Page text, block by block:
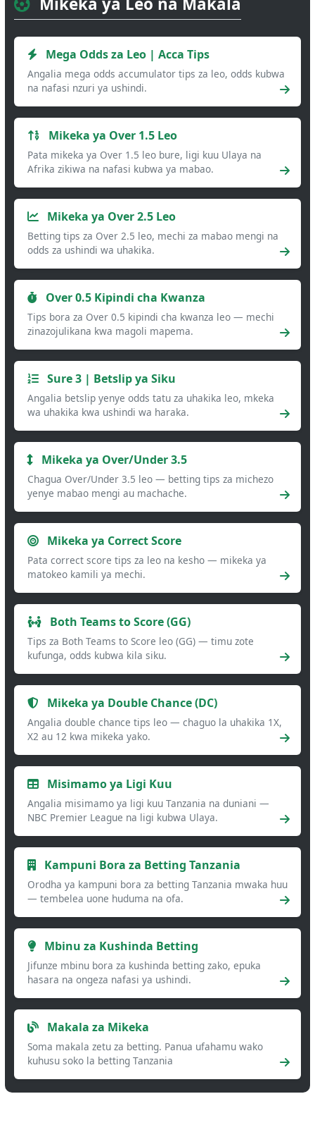
Mega Odds za Leo | Acca Tips
Angalia mega odds accumulator tips za leo, odds kubwa
na nafasi nzuri ya ushindi.
Mikeka ya Over 1.5 Leo
Pata mikeka ya Over 1.5 leo bure, ligi kuu Ulaya na
Afrika zikiwa na nafasi kubwa ya mabao.
Mikeka ya Over 2.5 Leo
Betting tips za Over 2.5 leo, mechi za mabao mengi na
odds za ushindi wa uhakika.
Over 0.5 Kipindi cha Kwanza
Tips bora za Over 0.5 kipindi cha kwanza leo — mechi
zinazojulikana kwa magoli mapema.
Sure 3 | Betslip ya Siku
Angalia betslip yenye odds tatu za uhakika leo, mkeka
wa uhakika kwa ushindi wa haraka.
Mikeka ya Over/Under 3.5
Chagua Over/Under 3.5 leo — betting tips za michezo
yenye mabao mengi au machache.
Mikeka ya Correct Score
Pata correct score tips za leo na kesho — mikeka ya
matokeo kamili ya mechi.
Both Teams to Score (GG)
Tips za Both Teams to Score leo (GG) — timu zote
kufunga, odds kubwa kila siku.
Mikeka ya Double Chance (DC)
Angalia double chance tips leo — chaguo la uhakika 1X,
X2 au 12 kwa mikeka yako.
Misimamo ya Ligi Kuu
Angalia misimamo ya ligi kuu Tanzania na duniani —
NBC Premier League na ligi kubwa Ulaya.
Kampuni Bora za Betting Tanzania
Orodha ya kampuni bora za betting Tanzania mwaka huu
— tembelea uone huduma na ofa.
Mbinu za Kushinda Betting
Jifunze mbinu bora za kushinda betting zako, epuka
hasara na ongeza nafasi ya ushindi.
Makala za Mikeka
Soma makala zetu za betting. Panua ufahamu wako
kuhusu soko la betting Tanzania